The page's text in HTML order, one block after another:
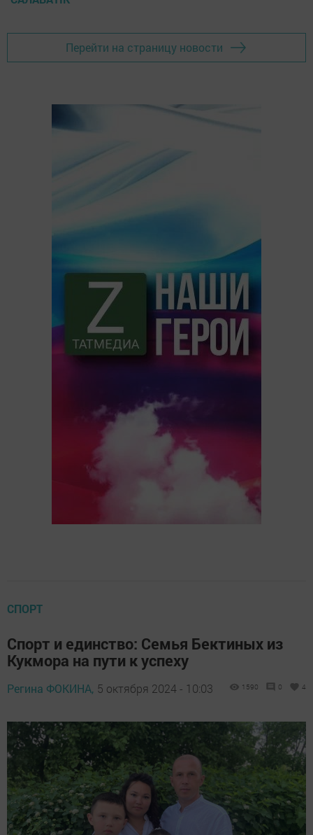
Перейти на страницу новости
СПОРТ
Спорт и единство: Семья Бектиных из
Кукмора на пути к успеху
Регина ФОКИНА, 5 октября 2024 - 10:03 1590 0 4